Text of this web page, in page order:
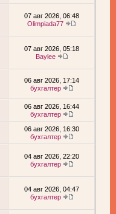
07 авг 2026, 06:48
Olimpiada77
07 авг 2026, 05:18
Baylee
06 авг 2026, 17:14
бухгалтер
06 авг 2026, 16:44
бухгалтер
06 авг 2026, 16:30
бухгалтер
04 авг 2026, 22:20
бухгалтер
04 авг 2026, 04:47
бухгалтер